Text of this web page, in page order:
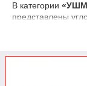
В категории «УШМ
представлены
шлифовальных